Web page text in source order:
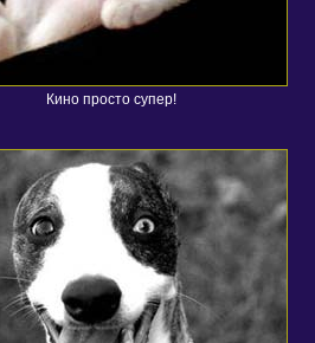
Кино просто супер!